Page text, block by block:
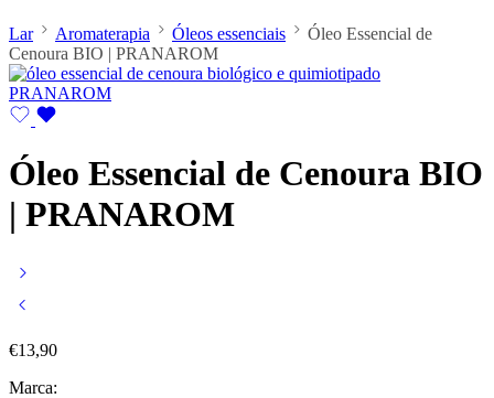
Lar Aromaterapia Óleos essenciais
Óleo Essencial de
Cenoura BIO | PRANAROM
Óleo Essencial de Cenoura BIO
| PRANAROM
€13,90
Marca: